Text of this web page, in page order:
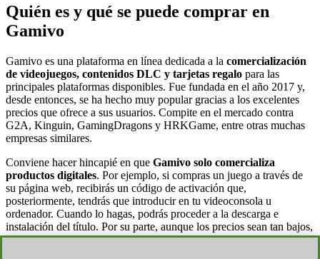
Quién es y qué se puede comprar en
Gamivo
Gamivo es una plataforma en línea dedicada a la comercialización
de videojuegos, contenidos DLC y tarjetas regalo para las
principales plataformas disponibles. Fue fundada en el año 2017 y,
desde entonces, se ha hecho muy popular gracias a los excelentes
precios que ofrece a sus usuarios. Compite en el mercado contra
G2A, Kinguin, GamingDragons y HRKGame, entre otras muchas
empresas similares.
Conviene hacer hincapié en que Gamivo solo comercializa
productos digitales. Por ejemplo, si compras un juego a través de
su página web, recibirás un código de activación que,
posteriormente, tendrás que introducir en tu videoconsola u
ordenador. Cuando lo hagas, podrás proceder a la descarga e
instalación del título. Por su parte, aunque los precios sean tan bajos,
el funcionamiento de la web es totalmente legal y estos contenidos